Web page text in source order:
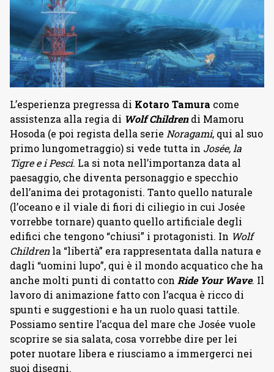
L’esperienza pregressa di Kotaro Tamura come
assistenza alla regia di Wolf Children di Mamoru
Hosoda (e poi regista della serie Noragami, qui al suo
primo lungometraggio) si vede tutta in Josée, la
Tigre e i Pesci. La si nota nell’importanza data al
paesaggio, che diventa personaggio e specchio
dell’anima dei protagonisti. Tanto quello naturale
(l’oceano e il viale di fiori di ciliegio in cui Josée
vorrebbe tornare) quanto quello artificiale degli
edifici che tengono “chiusi” i protagonisti. In Wolf
Childrenla “libertà” era rappresentata dalla natura e
dagli “uomini lupo”, qui è il mondo acquatico che ha
anche molti punti di contatto con Ride Your Wave. Il
lavoro di animazione fatto con l’acqua è ricco di
spunti e suggestioni e ha un ruolo quasi tattile.
Possiamo sentire l’acqua del mare che Josée vuole
scoprire se sia salata, cosa vorrebbe dire per lei
poter nuotare libera e riusciamo a immergerci nei
suoi disegni.